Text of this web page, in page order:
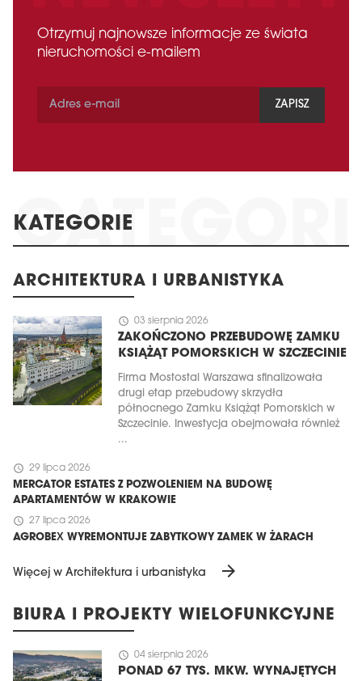
Otrzymuj najnowsze informacje ze świata
nieruchomości e-mailem
ZAPISZ
KATEGORIE
ARCHITEKTURA I URBANISTYKA
schedule 03 sierpnia 2026
ZAKOŃCZONO PRZEBUDOWĘ ZAMKU
KSIĄŻĄT POMORSKICH W SZCZECINIE
Firma Mostostal Warszawa sfinalizowała
drugi etap przebudowy skrzydła
północnego Zamku Książąt Pomorskich w
Szczecinie. Inwestycja obejmowała również
...
schedule 29 lipca 2026
MERCATOR ESTATES Z POZWOLENIEM NA BUDOWĘ
APARTAMENTÓW W KRAKOWIE
schedule 27 lipca 2026
AGROBEX WYREMONTUJE ZABYTKOWY ZAMEK W ŻARACH
Więcej w Architektura i urbanistyka arrow_forward
BIURA I PROJEKTY WIELOFUNKCYJNE
schedule 04 sierpnia 2026
PONAD 67 TYS. MKW. WYNAJĘTYCH